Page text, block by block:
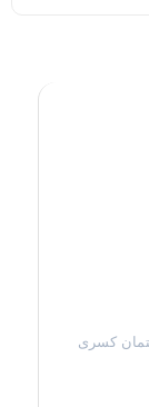
کسری